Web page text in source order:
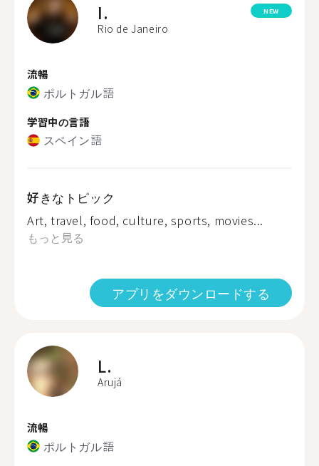
I.
Rio de Janeiro
NEW
流暢
ポルトガル語
学習中の言語
スペイン語
好きなトピック
Art, travel, food, culture, sports, movies...
もっと見る
アプリをダウンロードする
L.
Arujá
流暢
ポルトガル語